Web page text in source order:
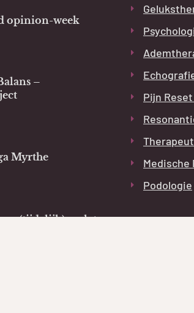
opinion-week
–
Myrthe
(tijdelijk) verlaten
Pijn
Medische
Podologie